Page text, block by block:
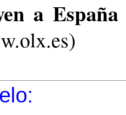
a España